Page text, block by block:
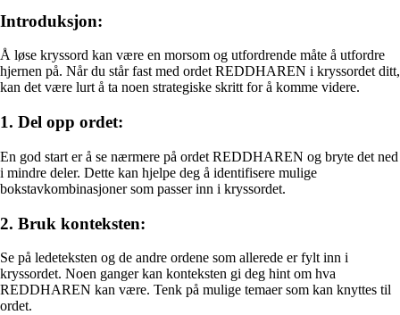
Introduksjon:
Å løse kryssord kan være en morsom og utfordrende måte å utfordre
hjernen på. Når du står fast med ordet REDDHAREN i kryssordet ditt,
kan det være lurt å ta noen strategiske skritt for å komme videre.
1. Del opp ordet:
En god start er å se nærmere på ordet REDDHAREN og bryte det ned
i mindre deler. Dette kan hjelpe deg å identifisere mulige
bokstavkombinasjoner som passer inn i kryssordet.
2. Bruk konteksten:
Se på ledeteksten og de andre ordene som allerede er fylt inn i
kryssordet. Noen ganger kan konteksten gi deg hint om hva
REDDHAREN kan være. Tenk på mulige temaer som kan knyttes til
ordet.